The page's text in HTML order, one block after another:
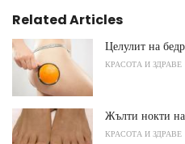
Related Articles
Целулит на
КРАСОТА И ЗДРАВЕ
Жълти нокти на
КРАСОТА И ЗДРАВЕ